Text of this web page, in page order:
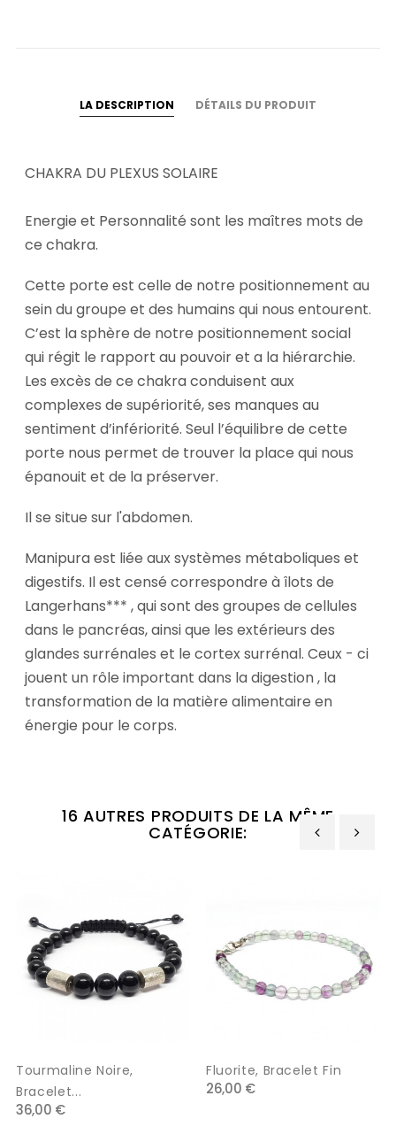
LA DESCRIPTION DÉTAILS DU PRODUIT
CHAKRA DU PLEXUS SOLAIRE
Energie et Personnalité sont les maîtres mots de
ce chakra.
Cette porte est celle de notre positionnement au
sein du groupe et des humains qui nous entourent.
C’est la sphère de notre positionnement social
qui régit le rapport au pouvoir et a la hiérarchie.
Les excès de ce chakra conduisent aux
complexes de supériorité, ses manques au
sentiment d’infériorité. Seul l’équilibre de cette
porte nous permet de trouver la place qui nous
épanouit et de la préserver.
Il se situe sur l'abdomen.
Manipura est liée aux systèmes métaboliques et
digestifs. Il est censé correspondre à îlots de
Langerhans*** , qui sont des groupes de cellules
dans le pancréas, ainsi que les extérieurs des
glandes surrénales et le cortex surrénal. Ceux - ci
jouent un rôle important dans la digestion , la
transformation de la matière alimentaire en
énergie pour le corps.
16 AUTRES PRODUITS DE LA MÊME
CATÉGORIE:
Tourmaline Noire,
Bracelet...
36,00 €
Fluorite, Bracelet Fin
26,00 €